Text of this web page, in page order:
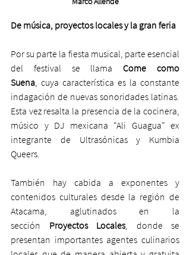
De música, proyectos locales y la gran feria
Por su parte la fiesta musical, parte esencial
del festival se llama Come como
Suena, cuya característica es la constante
indagación de nuevas sonoridades latinas.
Esta vez resalta la presencia de la cocinera,
músico y DJ mexicana “Ali Guagua” ex
integrante de Ultrasónicas y Kumbia
Queers.
También hay cabida a exponentes y
contenidos culturales desde la región de
Atacama, aglutinados en la
sección Proyectos Locales, donde se
presentan importantes agentes culinarios